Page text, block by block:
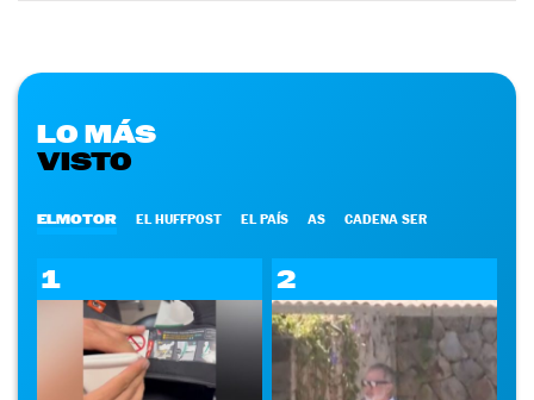
LO MÁS
VISTO
ELMOTOR EL HUFFPOST EL PAÍS AS CADENA SER
1 2